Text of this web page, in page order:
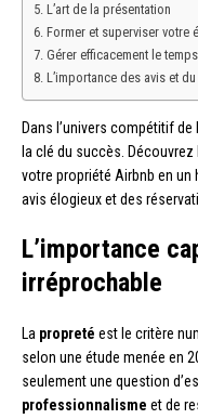
L’art de la présentation
Former et superviser votre
Gérer efficacement le
L’importance des avis et
Dans l’univers compétitif
la clé du succès.
votre propriété Airbnb en un
avis élogieux et des
L’importance
irréprochable
La propreté est le critère
selon une étude menée en
seulement une question
professionnalisme et de